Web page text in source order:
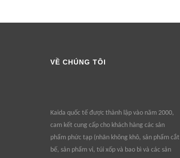
VỀ CHÚNG TÔI
Kaida quốc tế được thành lập vào năm 2000,
cam kết cung cấp cho khách hàng các sản
phẩm phức tạp (nhãn không khô, sản phẩm cắt
bế, sản phẩm vỉ, túi xốp và bao bì và các sản